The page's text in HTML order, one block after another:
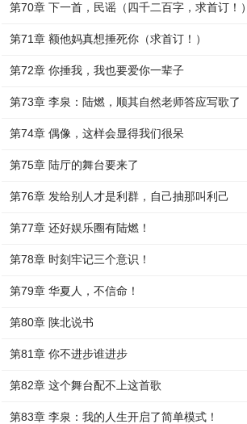
第70章 下一首，民谣（四千二百字，求首订！）
第71章 额他妈真想捶死你（求首订！）
第72章 你捶我，我也要爱你一辈子
第73章 李泉：陆燃，顺其自然老师答应写歌了
第74章 偶像，这样会显得我们很呆
第75章 陆厅的舞台要来了
第76章 发给别人才是利群，自己抽那叫利己
第77章 还好娱乐圈有陆燃！
第78章 时刻牢记三个意识！
第79章 华夏人，不信命！
第80章 陕北说书
第81章 你不进步谁进步
第82章 这个舞台配不上这首歌
第83章 李泉：我的人生开启了简单模式！